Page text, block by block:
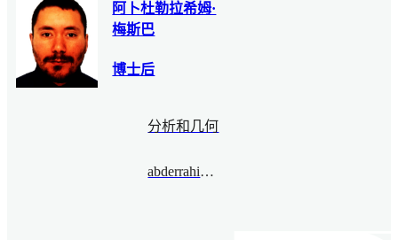
阿卜杜勒拉希姆·
梅斯巴
博士后
分析和几何
abderrahimmesbah@bimsa.cn